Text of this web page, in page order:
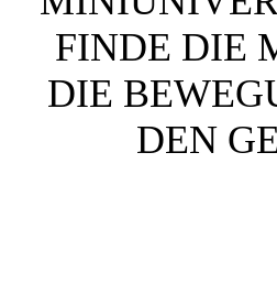
FINDE DIE
DIE
DEN